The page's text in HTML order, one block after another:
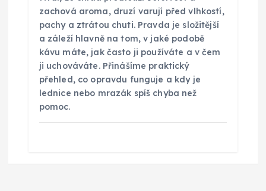
zachová aroma, druzí varují před vlhkostí,
pachy a ztrátou chuti. Pravda je složitější
a záleží hlavně na tom, v jaké podobě
kávu máte, jak často ji používáte a v čem
ji uchováváte. Přinášíme praktický
přehled, co opravdu funguje a kdy je
lednice nebo mrazák spíš chyba než
pomoc.